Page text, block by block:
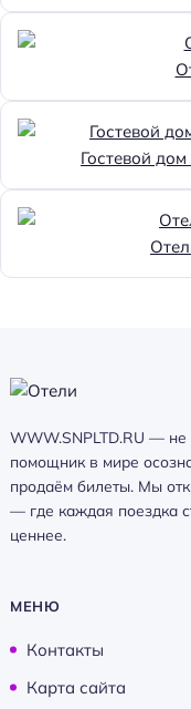
Гостевой
WWW.SNPLTD.RU —
помощник в мире
продаём билеты. Мы
— где каждая поездка
ценнее.
МЕНЮ
Контакты
Карта сайта